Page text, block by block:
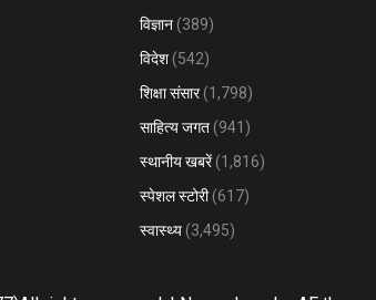
विज्ञान (389)
विदेश (542)
शिक्षा संसार(1,798)
साहित्य जगत (941)
स्थानीय खबरें(1,816)
स्पेशल स्टोरी(617)
स्वास्थ्य (3,495)